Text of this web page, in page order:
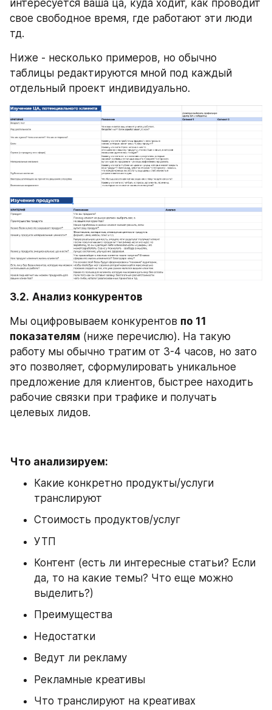
интересуется ваша ца, куда ходит, как проводит
свое свободное время, где работают эти люди
тд.
Ниже - несколько примеров, но обычно
таблицы редактируются мной под каждый
отдельный проект индивидуально.
3.2. Анализ конкурентов
Мы оцифровываем конкурентов по 11
показателям (ниже перечислю). На такую
работу мы обычно тратим от 3-4 часов, но зато
это позволяет, сформулировать уникальное
предложение для клиентов, быстрее находить
рабочие связки при трафике и получать
целевых лидов.
Что анализируем:
Какие конкретно продукты/услуги
транслируют
Стоимость продуктов/услуг
УТП
Контент (есть ли интересные статьи? Если
да, то на какие темы? Что еще можно
выделить?)
Преимущества
Недостатки
Ведут ли рекламу
Рекламные креативы
Что транслируют на креативах